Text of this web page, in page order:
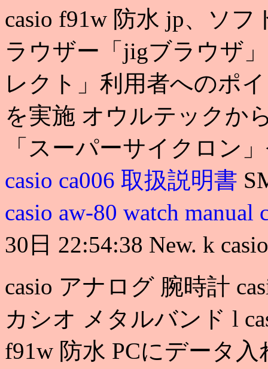
casio f91w 防水 jp、ソ
ラウザー「jigブラウザ
レクト」利用者へのポ
を実施 オウルテックか
「スーパーサイクロン
casio ca006 取扱説明書
casio aw-80 watch manual
30日 22:54:38 New. k
casio アナログ 腕時計
カシオ メタルバンド l
f91w 防水 PCにデータ